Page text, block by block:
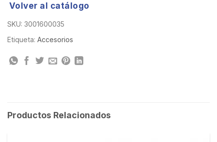
Volver al catálogo
SKU: 3001600035
Etiqueta: Accesorios
Productos Relacionados